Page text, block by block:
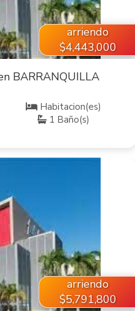
arriendo
$4,443,000
BARRANQUILLA
Habitacion(es)
1 Baño(s)
arriendo
$5,791,800